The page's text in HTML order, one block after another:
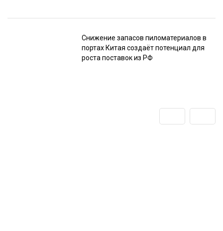
Снижение запасов пиломатериалов в
портах Китая создаёт потенциал для
роста поставок из РФ